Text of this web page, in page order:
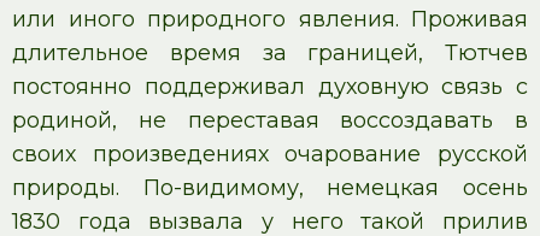
или иного природного явления. Проживая
длительное время за границей, Тютчев
постоянно поддерживал духовную связь с
родиной, не переставая воссоздавать в
своих произведениях очарование русской
природы. По-видимому, немецкая осень
1830 года вызвала у него такой прилив